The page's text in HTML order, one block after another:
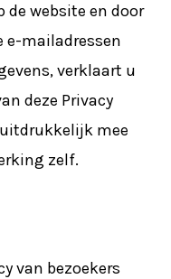
de website en door
e-mailadressen
verklaart u
deze Privacy
mee
zelf.
van bezoekers